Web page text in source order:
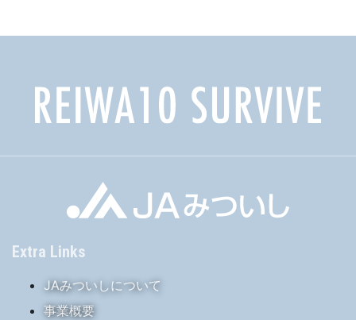
Extra Links
JAみついしについて
事業概要